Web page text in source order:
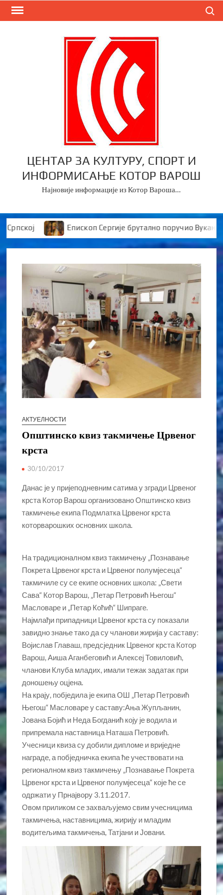
Skip
ЦЕНТАР ЗА КУЛТУРУ, СПОРТ И
ИНФОРМИСАЊЕ КОТОР ВАРОШ
Најновије информације из Котор Вароша…
Епископ Сергије брутално поручио
АКТУЕЛНОСТИ
Општинско квиз такмичење Црвеног
крста
30/10/2017
Данас је у пријеподневним сатима у згради Црвеног
крста Котор Варош организовано Општинско квиз
такмичење екипа Подмлатка Црвеног крста
которварошких основних школа.
На традиционалном квиз такмичењу „Познавање
Покрета Црвеног крста и Црвеног полумјесеца“
такмичиле су се екипе основних школа: „Свети
Сава“ Котор Варош, „Петар Петровић Његош“
Масловаре и „Петар Коћић“ Шипраге.
Најмлађи припадници Црвеног крста су показали
завидно знање тако да су чланови жирија у саставу:
Војислав Главаш, предсједник Црвеног крста Котор
Варош, Аиша Аганбеговић и Алексеј Товиловић,
чланови Клуба младих, имали тежак задатак при
доношењу оцјена.
На крају, побједила је екипа ОШ „Петар Петровић
Његош“ Масловаре у саставу:Ања Жупљанин,
Јована Бојић и Неда Богданић коју је водила и
припремала наставница Наташа Петровић.
Учесници квиза су добили дипломе и вриједне
награде, а побједничка екипа ће учествовати на
регионалном квиз такмичењу „Познавање Покрета
Црвеног крста и Црвеног полумјесеца“ које ће се
одржати у Прнајвору 3.11.2017.
Овом приликом се захваљујемо свим учесницима
такмичења, наставницима, жирију и младим
водитељима такмичења, Татјани и Јовани.